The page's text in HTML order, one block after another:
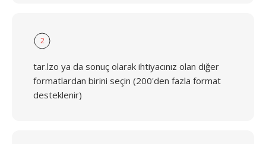
2
tar.lzo ya da sonuç olarak ihtiyacınız olan diğer
formatlardan birini seçin (200'den fazla format
desteklenir)